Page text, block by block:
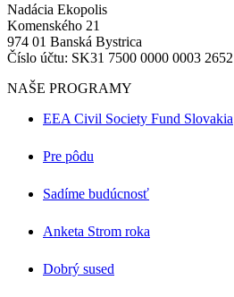
Nadácia Ekopolis
Komenského 21
974 01 Banská Bystrica
Číslo účtu: SK31 7500 0000 0003
NAŠE PROGRAMY
EEA Civil Society Fund Slovakia
Pre pôdu
Sadíme budúcnosť
Anketa Strom roka
Dobrý sused